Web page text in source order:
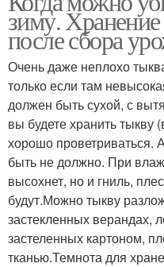
зиму.
после сбора
Очень даже неплохо
только если там
должен быть сухой, с
вы будете хранить тыкву
хорошо проветриваться.
быть не должно. При
высохнет, но и гниль,
будут.Можно тыкву
застекленных верандах,
застеленных картоном,
тканью.Темнота для